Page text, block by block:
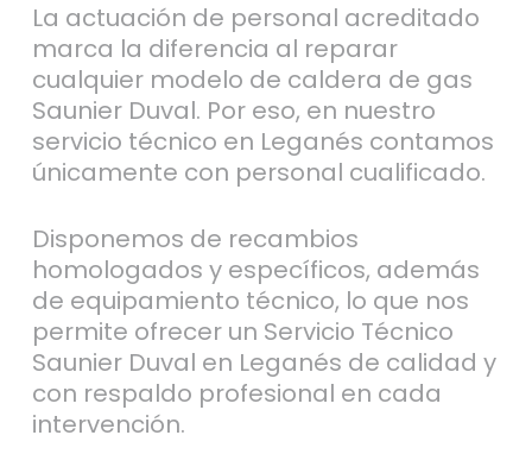
La actuación de personal acreditado
marca la diferencia al reparar
cualquier modelo de caldera de gas
Saunier Duval. Por eso, en nuestro
servicio técnico en Leganés contamos
únicamente con personal cualificado.
Disponemos de recambios
homologados y específicos, además
de equipamiento técnico, lo que nos
permite ofrecer un Servicio Técnico
Saunier Duval en Leganés de calidad y
con respaldo profesional en cada
intervención.